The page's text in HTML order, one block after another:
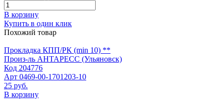
В корзину
Купить в один клик
Похожий товар
Прокладка КПП/РК (min 10) **
Произ-ль АНТАРЕСС (Ульяновск)
Код 204776
Арт 0469-00-1701203-10
25 руб.
В корзину